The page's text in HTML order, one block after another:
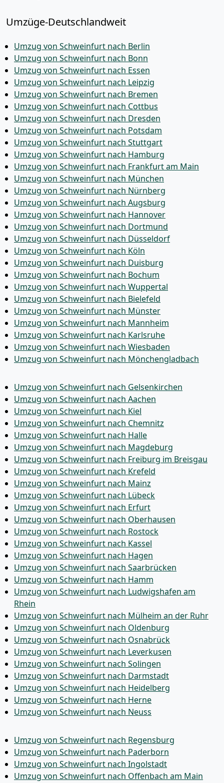
Umzüge-Deutschlandweit
Umzug von Schweinfurt nach Berlin
Umzug von Schweinfurt nach Bonn
Umzug von Schweinfurt nach Essen
Umzug von Schweinfurt nach Leipzig
Umzug von Schweinfurt nach Bremen
Umzug von Schweinfurt nach Cottbus
Umzug von Schweinfurt nach Dresden
Umzug von Schweinfurt nach Potsdam
Umzug von Schweinfurt nach Stuttgart
Umzug von Schweinfurt nach Hamburg
Umzug von Schweinfurt nach Frankfurt am Main
Umzug von Schweinfurt nach München
Umzug von Schweinfurt nach Nürnberg
Umzug von Schweinfurt nach Augsburg
Umzug von Schweinfurt nach Hannover
Umzug von Schweinfurt nach Dortmund
Umzug von Schweinfurt nach Düsseldorf
Umzug von Schweinfurt nach Köln
Umzug von Schweinfurt nach Duisburg
Umzug von Schweinfurt nach Bochum
Umzug von Schweinfurt nach Wuppertal
Umzug von Schweinfurt nach Bielefeld
Umzug von Schweinfurt nach Münster
Umzug von Schweinfurt nach Mannheim
Umzug von Schweinfurt nach Karlsruhe
Umzug von Schweinfurt nach Wiesbaden
Umzug von Schweinfurt nach Mönchen­gladbach
Umzug von Schweinfurt nach Gelsenkirchen
Umzug von Schweinfurt nach Aachen
Umzug von Schweinfurt nach Kiel
Umzug von Schweinfurt nach Chemnitz
Umzug von Schweinfurt nach Halle
Umzug von Schweinfurt nach Magdeburg
Umzug von Schweinfurt nach Freiburg im Breisgau
Umzug von Schweinfurt nach Krefeld
Umzug von Schweinfurt nach Mainz
Umzug von Schweinfurt nach Lübeck
Umzug von Schweinfurt nach Erfurt
Umzug von Schweinfurt nach Oberhausen
Umzug von Schweinfurt nach Rostock
Umzug von Schweinfurt nach Kassel
Umzug von Schweinfurt nach Hagen
Umzug von Schweinfurt nach Saarbrücken
Umzug von Schweinfurt nach Hamm
Umzug von Schweinfurt nach Ludwigshafen am
Rhein
Umzug von Schweinfurt nach Mülheim an der Ruhr
Umzug von Schweinfurt nach Oldenburg
Umzug von Schweinfurt nach Osnabrück
Umzug von Schweinfurt nach Leverkusen
Umzug von Schweinfurt nach Solingen
Umzug von Schweinfurt nach Darmstadt
Umzug von Schweinfurt nach Heidelberg
Umzug von Schweinfurt nach Herne
Umzug von Schweinfurt nach Neuss
Umzug von Schweinfurt nach Regensburg
Umzug von Schweinfurt nach Paderborn
Umzug von Schweinfurt nach Ingolstadt
Umzug von Schweinfurt nach Offenbach am Main